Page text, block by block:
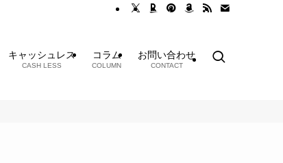
キャッシュレス
CASH LESS
コラム
COLUMN
お問い合わせ
CONTACT